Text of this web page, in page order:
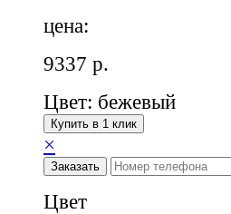
цена:
9337 р.
Цвет: бежевый
Купить в 1 клик
×
Заказать
Цвет